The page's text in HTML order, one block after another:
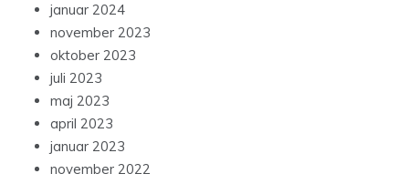
januar 2024
november 2023
oktober 2023
juli 2023
maj 2023
april 2023
januar 2023
november 2022